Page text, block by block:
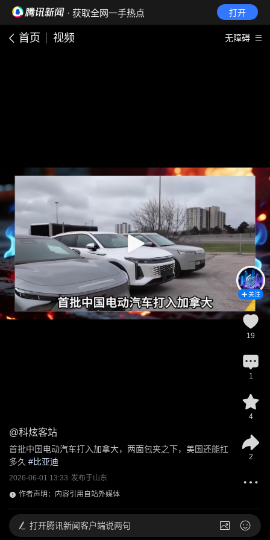
· 获取全网一手热点 打开
首页 视频 无障碍
@科炫客站
首批中国电动汽车打入加拿大，两面包夹之下，美国还能扛
多久 #比亚迪
2026-06-01 13:33 发布于山东
作者声明：内容引用自站外媒体
关注
19
1
4
2
打开腾讯新闻客户端说两句